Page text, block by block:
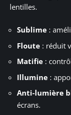
lentilles.
Sublime :
Floute : réduit
Matifie :
Illumine :
Anti-lumière
écrans.